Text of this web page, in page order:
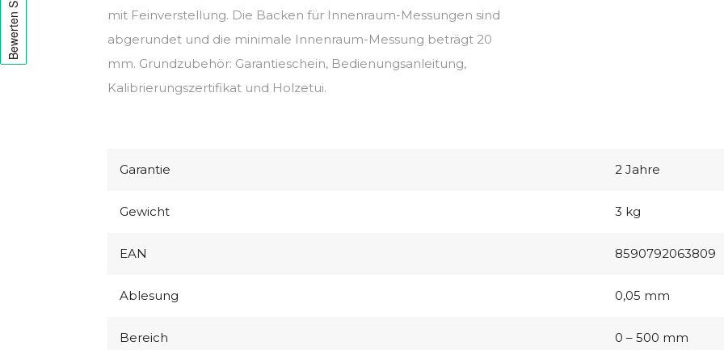
mit Feinverstellung. Die Backen für Innenraum-Messungen sind
abgerundet und die minimale Innenraum-Messung beträgt 20
mm. Grundzubehör: Garantieschein, Bedienungsanleitung,
Kalibrierungszertifikat und Holzetui.
Garantie 2 Jahre
Gewicht 3 kg
EAN 8590792063809
Ablesung 0,05 mm
Bereich 0 – 500 mm